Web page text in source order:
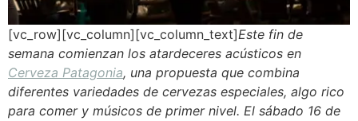
[vc_row][vc_column][vc_column_text]Este fin de
semana comienzan los atardeceres acústicos en
Cerveza Patagonia, una propuesta que combina
diferentes variedades de cervezas especiales, algo rico
para comer y músicos de primer nivel. El sábado 16 de